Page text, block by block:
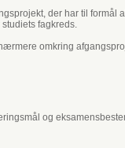
der har til
fagkreds.
omkring
og